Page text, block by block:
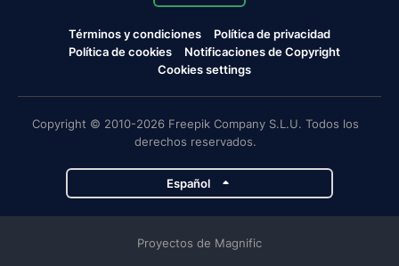
Términos y condiciones
Política de privacidad
Política de cookies
Notificaciones de Copyright
Cookies settings
Copyright © 2010-2026 Freepik Company S.L.U. Todos los
derechos reservados.
Español
Proyectos de Magnific